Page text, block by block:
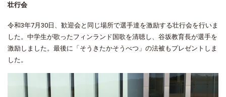
壮行会
令和3年7月30日、歓迎会と同じ場所で選手達を激励する壮行会を行いま
した。中学生が歌ったフィンランド国歌を清聴し、谷坂教育長が選手を
激励しました。最後に「そうきたかそうべつ」の法被もプレゼントしま
した。